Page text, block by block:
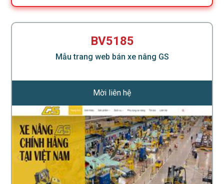
BV5185
Mẫu trang web bán xe nâng GS
Mời liên hệ